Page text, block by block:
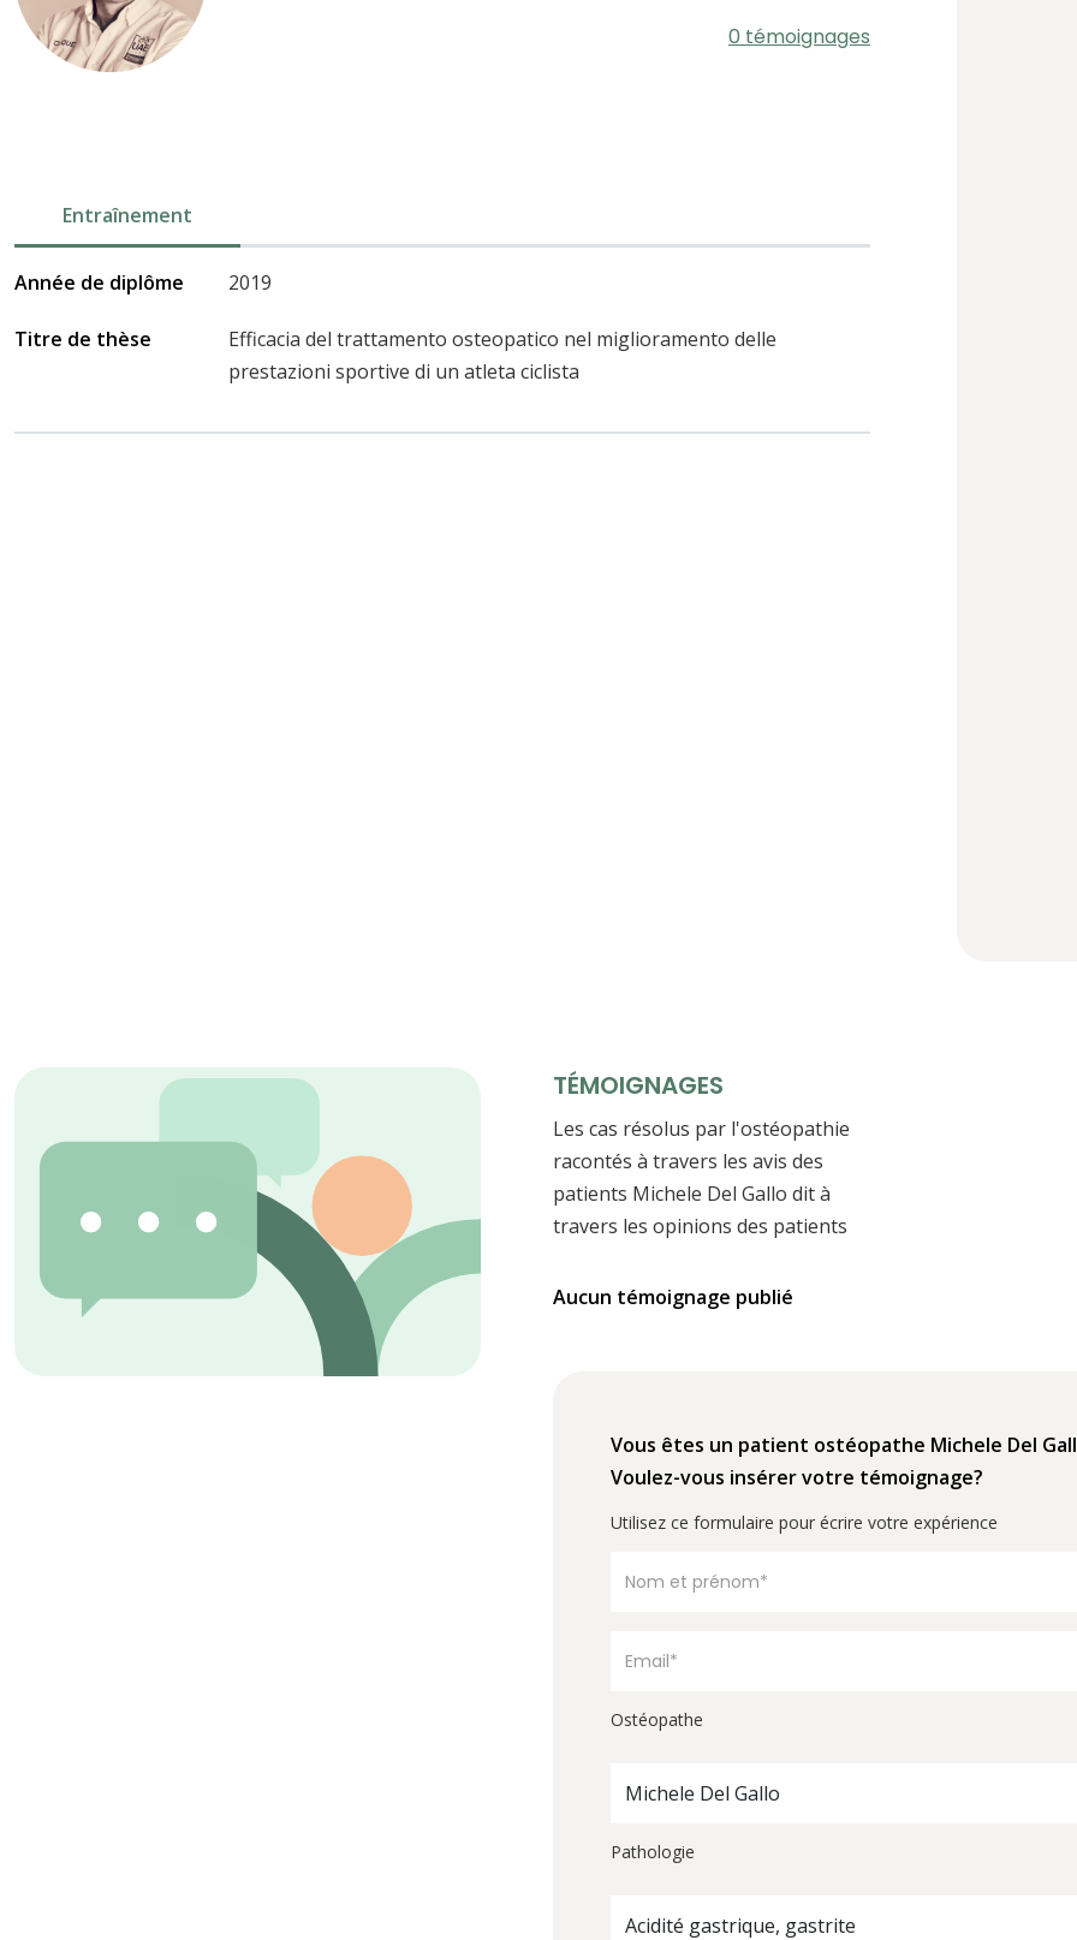
0 témoignages
Entraînement
Année de diplôme 2019
Titre de thèse
Efficacia del trattamento osteopatico nel miglioramento delle
prestazioni sportive di un atleta ciclista
TÉMOIGNAGES
Les cas résolus par l'ostéopathie
racontés à travers les avis des
patients Michele Del Gallo dit à
travers les opinions des patients
Aucun témoignage publié
Vous êtes un patient ostéopathe Michele Del
Voulez-vous insérer votre témoignage?
Utilisez ce formulaire pour écrire votre expérience
Ostéopathe
Michele Del Gallo
Pathologie
Acidité gastrique, gastrite